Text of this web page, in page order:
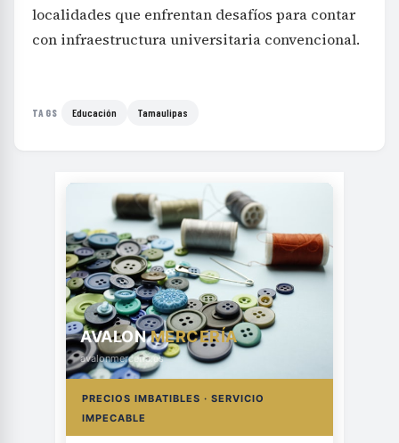
localidades que enfrentan desafíos para contar
con infraestructura universitaria convencional.
TAGS Educación Tamaulipas
AVALONMERCERÍA
avalonmerceria.es
PRECIOS IMBATIBLES · SERVICIO
IMPECABLE